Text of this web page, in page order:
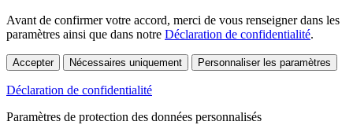
Avant de confirmer votre accord, merci de vous renseigner dans les
paramètres ainsi que dans notre Déclaration de confidentialité.
Accepter Nécessaires uniquement Personnaliser les paramètres
Déclaration de confidentialité
Paramètres de protection des données personnalisés